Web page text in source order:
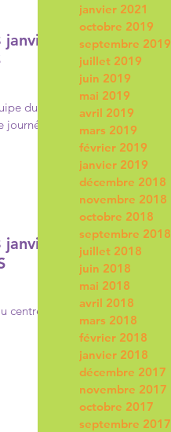
janvier 2021
octobre 2019
septembre 2019
juillet 2019
juin 2019
mai 2019
avril 2019
mars 2019
février 2019
janvier 2019
décembre 2018
novembre 2018
octobre 2018
septembre 2018
juillet 2018
juin 2018
mai 2018
avril 2018
mars 2018
février 2018
janvier 2018
décembre 2017
novembre 2017
octobre 2017
septembre 2017
du
centre